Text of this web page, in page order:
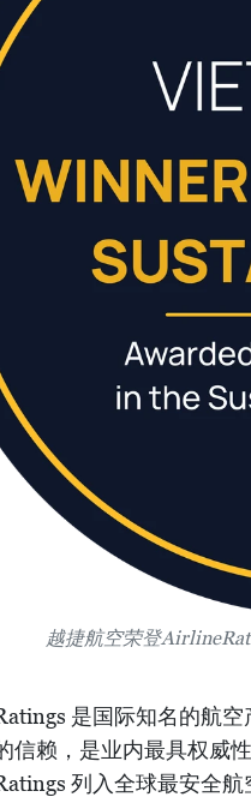
越捷航空荣登
是国际知名的航
信赖，是业内最具权威
列入全球最安全